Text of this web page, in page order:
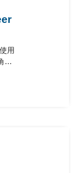
用
…